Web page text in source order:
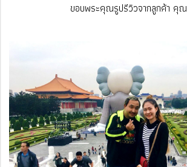
ขอบพระคุณรูปรีวิวจากลูกค้า คุ